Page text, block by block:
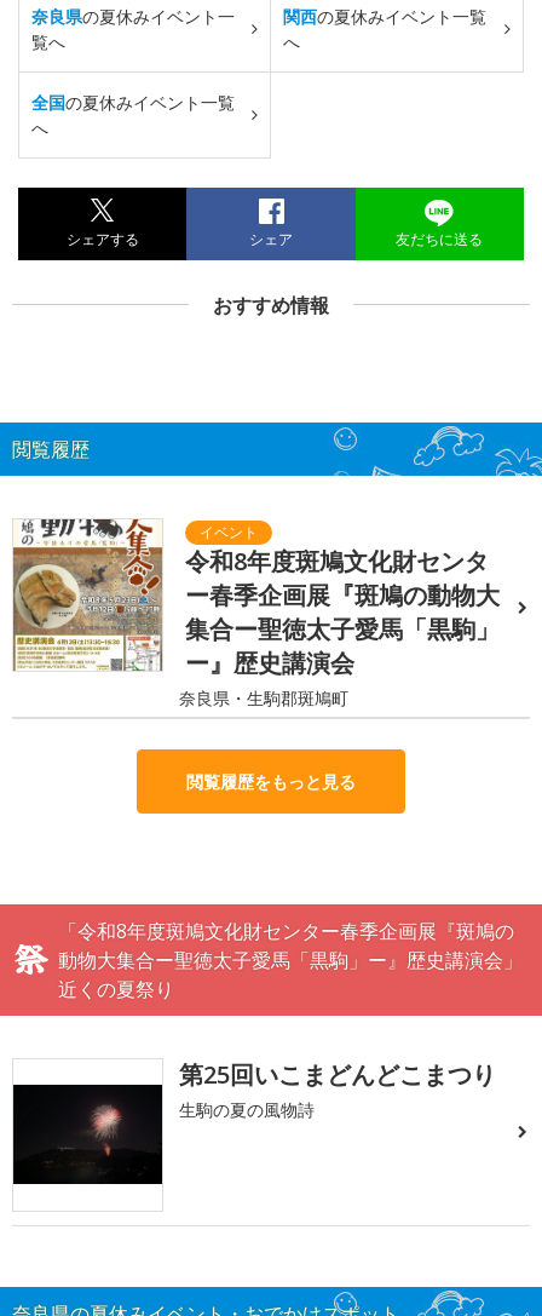
奈良県の夏休みイベント一
覧へ
関西の夏休みイベント一覧
へ
全国の夏休みイベント一覧
へ
シェアする シェア 友だちに送る
おすすめ情報
閲覧履歴
令和8年度斑鳩文化財センタ
ー春季企画展『斑鳩の動物大
集合ー聖徳太子愛馬「黒駒」
ー』歴史講演会
奈良県・生駒郡斑鳩町
閲覧履歴をもっと見る
「令和8年度斑鳩文化財センター春季企画展『斑鳩の
動物大集合ー聖徳太子愛馬「黒駒」ー』歴史講演会」
近くの夏祭り
第25回いこまどんどこまつり
生駒の夏の風物詩